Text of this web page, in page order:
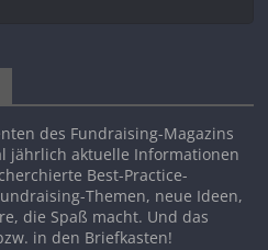
des Fundraising-Magazins
jährlich aktuelle Informationen
Best-Practice-
Themen, neue Ideen,
die Spaß macht. Und das
in den Briefkasten!